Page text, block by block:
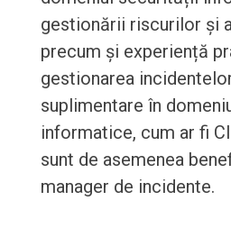
gestionării riscurilor și
precum și experiență
gestionarea
suplimentare în
informatice, cum ar fi
sunt de asemenea
manager de incidente.